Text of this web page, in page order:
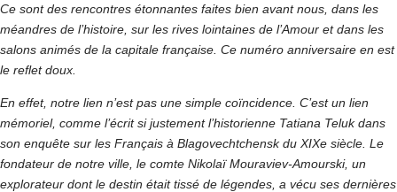
Ce sont des rencontres étonnantes faites bien avant nous, dans les
méandres de l’histoire, sur les rives lointaines de l’Amour et dans les
salons animés de la capitale française. Ce numéro anniversaire en est
le reflet doux.
En effet, notre lien n’est pas une simple coïncidence. C’est un lien
mémoriel, comme l’écrit si justement l’historienne Tatiana Teluk dans
son enquête sur les Français à Blagovechtchensk du XIXe siècle. Le
fondateur de notre ville, le comte Nikolaï Mouraviev-Amourski, un
explorateur dont le destin était tissé de légendes, a vécu ses dernières